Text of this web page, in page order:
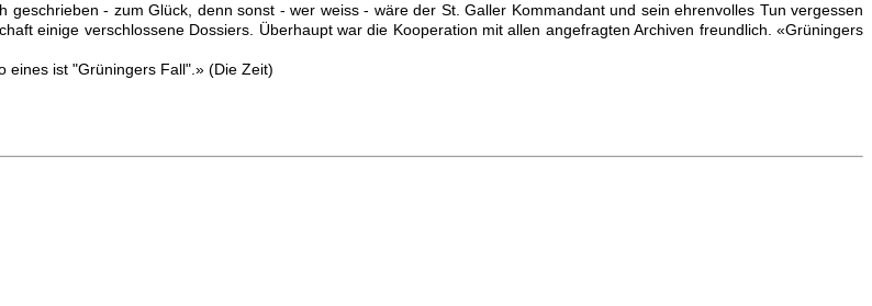
- zum Glück, denn sonst - wer weiss - wäre der St. Galler Kommandant und sein ehrenvolles Tun vergessen
einige verschlossene Dossiers. Überhaupt war die Kooperation mit allen angefragten Archiven freundlich. «Grüningers
eines ist "Grüningers Fall".» (Die Zeit)